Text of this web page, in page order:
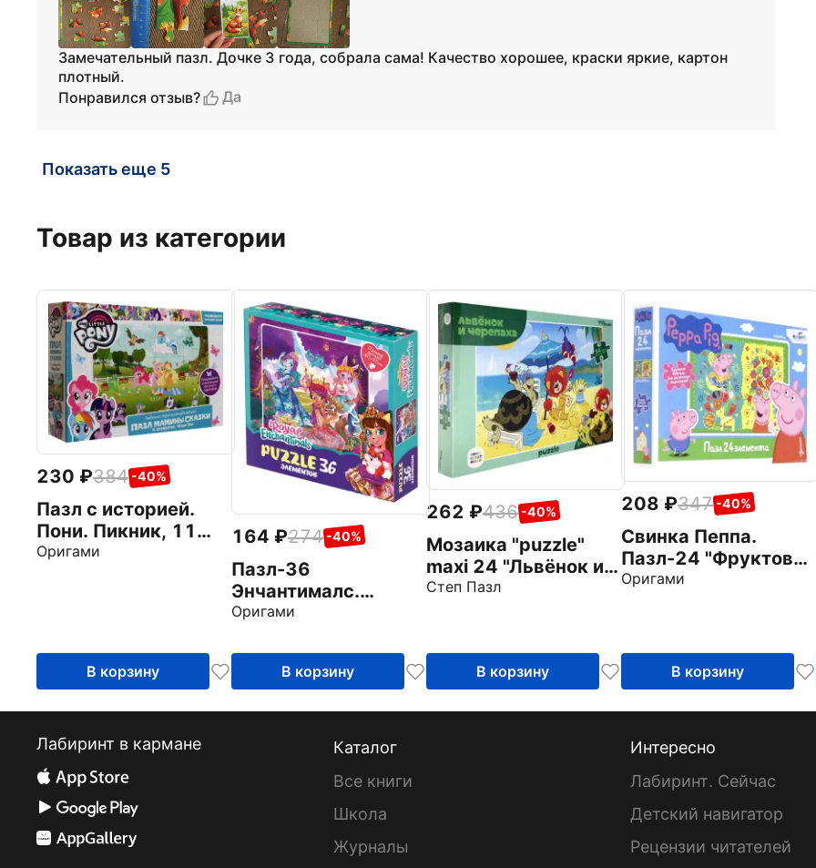
Замечательный пазл. Дочке 3 года, собрала сама! Качество хорошее, краски яркие, картон
плотный.
Понравился отзыв?
Да
Показать еще 5
Товар из категории
230 384 -40%
Пазл с историей.
Пони. Пикник, 11
элементов
Оригами
В корзину
164 274 -40%
Пазл-36
Энчантималс.
Репетируем
Оригами
В корзину
262 436 -40%
Мозаика "puzzle"
maxi 24 "Львёнок и
Черепаха" (70017)
Степ Пазл
В корзину
208 347 -40%
Свинка Пеппа.
Пазл-24 "Фруктовая
корзина" (05847)
Оригами
В корзину
Лабиринт в кармане
Каталог
Все книги
Школа
Журналы
Интересно
Лабиринт. Сейчас
Детский навигатор
Рецензии читателей